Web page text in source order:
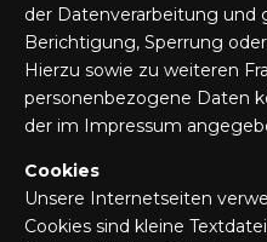
der Datenverarbeitung und
Berichtigung, Sperrung
Hierzu sowie zu weiteren
personenbezogene Daten
der im Impressum
Cookies
Unsere Internetseiten
Cookies sind kleine